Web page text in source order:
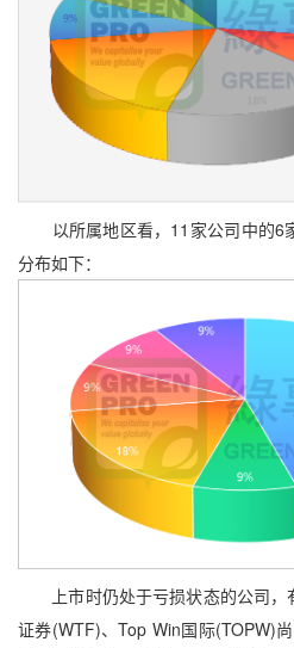
以所属地区看，11家公司中的6
分布如下：
上市时仍处于亏损状态的公司，
证券(WTF)、Top Win国际(TOPW)